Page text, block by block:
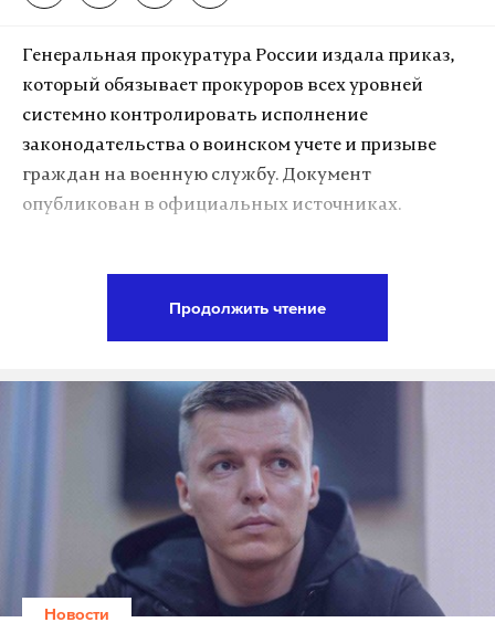
Генеральная прокуратура России издала приказ,
который обязывает прокуроров всех уровней
системно контролировать исполнение
законодательства о воинском учете и призыве
граждан на военную службу. Документ
опубликован в официальных источниках.
организациями. Особое внимание предписано
уделить ведению общего и специального
воинского учета, в том числе у работодателей, в
вузах и колледжах.
В ходе призывных кампаний прокуроры
совместно с военными прокурорами будут
проводить личные приемы граждан в местах
работы призывных комиссий и военкоматов.
Продолжить чтение
Новости